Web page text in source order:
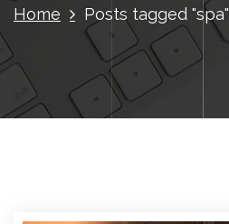
Home Posts tagged "spa"